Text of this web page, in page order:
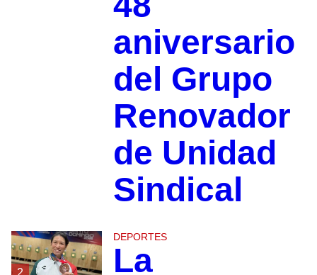
aniversario
del Grupo
Renovador
de Unidad
Sindical
2
DEPORTES
La